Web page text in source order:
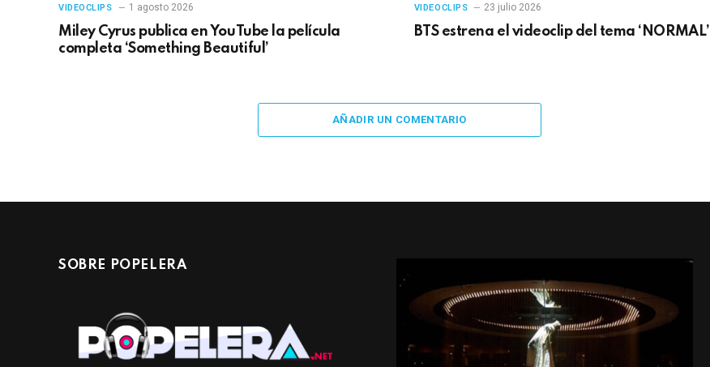
VIDEOCLIPS 1 agosto 2026
Miley Cyrus publica en YouTube la película
completa ‘Something Beautiful’
VIDEOCLIPS 23 julio 2026
BTS estrena el videoclip del tema ‘NORMAL’
AÑADIR UN COMENTARIO
SOBRE POPELERA